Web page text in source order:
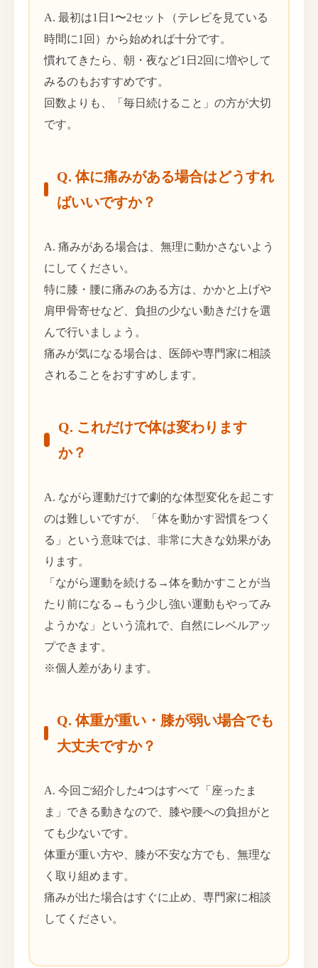
A. 最初は1日1〜2セット（テレビを見ている
時間に1回）から始めれば十分です。
慣れてきたら、朝・夜など1日2回に増やして
みるのもおすすめです。
回数よりも、「毎日続けること」の方が大切
です。
Q. 体に痛みがある場合はどうすれ
ばいいですか？
A. 痛みがある場合は、無理に動かさないよう
にしてください。
特に膝・腰に痛みのある方は、かかと上げや
肩甲骨寄せなど、負担の少ない動きだけを選
んで行いましょう。
痛みが気になる場合は、医師や専門家に相談
されることをおすすめします。
Q. これだけで体は変わります
か？
A. ながら運動だけで劇的な体型変化を起こす
のは難しいですが、「体を動かす習慣をつく
る」という意味では、非常に大きな効果があ
ります。
「ながら運動を続ける→体を動かすことが当
たり前になる→もう少し強い運動もやってみ
ようかな」という流れで、自然にレベルアッ
プできます。
※個人差があります。
Q. 体重が重い・膝が弱い場合でも
大丈夫ですか？
A. 今回ご紹介した4つはすべて「座ったま
ま」できる動きなので、膝や腰への負担がと
ても少ないです。
体重が重い方や、膝が不安な方でも、無理な
く取り組めます。
痛みが出た場合はすぐに止め、専門家に相談
してください。